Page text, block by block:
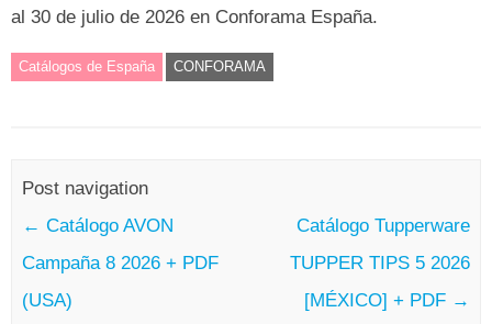
al 30 de julio de 2026 en Conforama España.
Catálogos de España CONFORAMA
Post navigation
← Catálogo AVON
Campaña 8 2026 + PDF
(USA)
Catálogo Tupperware
TUPPER TIPS 5 2026
[MÉXICO] + PDF →